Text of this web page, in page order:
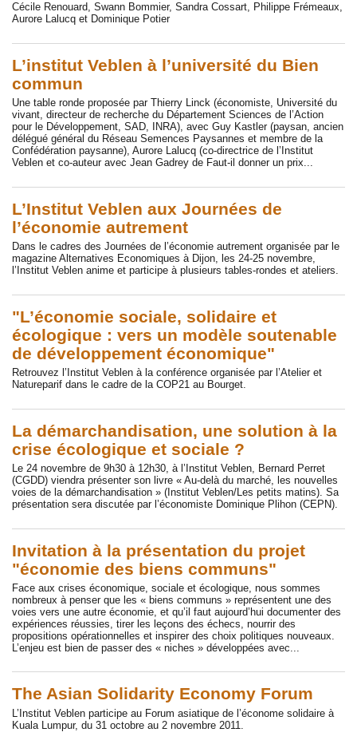
Cécile Renouard, Swann Bommier, Sandra Cossart, Philippe Frémeaux,
Aurore Lalucq et Dominique Potier
L’institut Veblen à l’université du Bien
commun
Une table ronde proposée par Thierry Linck (économiste, Université du
vivant, directeur de recherche du Département Sciences de l’Action
pour le Développement, SAD, INRA), avec Guy Kastler (paysan, ancien
délégué général du Réseau Semences Paysannes et membre de la
Confédération paysanne), Aurore Lalucq (co-directrice de l’Institut
Veblen et co-auteur avec Jean Gadrey de Faut-il donner un prix...
L’Institut Veblen aux Journées de
l’économie autrement
Dans le cadres des Journées de l’économie autrement organisée par le
magazine Alternatives Economiques à Dijon, les 24-25 novembre,
l’Institut Veblen anime et participe à plusieurs tables-rondes et ateliers.
"L’économie sociale, solidaire et
écologique : vers un modèle soutenable
de développement économique"
Retrouvez l’Institut Veblen à la conférence organisée par l’Atelier et
Natureparif dans le cadre de la COP21 au Bourget.
La démarchandisation, une solution à la
crise écologique et sociale ?
Le 24 novembre de 9h30 à 12h30, à l’Institut Veblen, Bernard Perret
(CGDD) viendra présenter son livre « Au-delà du marché, les nouvelles
voies de la démarchandisation » (Institut Veblen/Les petits matins). Sa
présentation sera discutée par l’économiste Dominique Plihon (CEPN).
Invitation à la présentation du projet
"économie des biens communs"
Face aux crises économique, sociale et écologique, nous sommes
nombreux à penser que les « biens communs » représentent une des
voies vers une autre économie, et qu’il faut aujourd’hui documenter des
expériences réussies, tirer les leçons des échecs, nourrir des
propositions opérationnelles et inspirer des choix politiques nouveaux.
L’enjeu est bien de passer des « niches » développées avec...
The Asian Solidarity Economy Forum
L’Institut Veblen participe au Forum asiatique de l’économe solidaire à
Kuala Lumpur, du 31 octobre au 2 novembre 2011.